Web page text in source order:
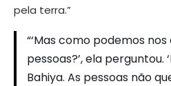
pela terra.”
“‘Mas como podemos
pessoas?’, ela perguntou.
Bahiya. As pessoas não